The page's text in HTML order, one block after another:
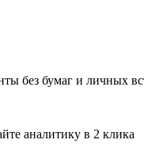
без бумаг и личных
аналитику в 2 клика